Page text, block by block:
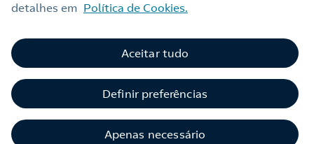
Política de cookies
Acessibilidade
Alerta por fraude
Livro de Reclamações Online
Canal de Ética e Conformidade
detalhes em Política de Cookies.
Definir preferências
Apenas necessário
Aceitar tudo